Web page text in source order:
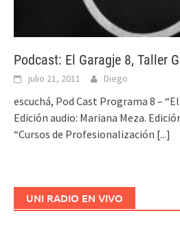
Podcast: El Garagje 8, Taller
julio 21, 2011 Diego
escuchá, Pod Cast Programa 8 –
Edición audio: Mariana Meza.
“Cursos de Profesionalización [...]
UNI RADIO EN VIVO